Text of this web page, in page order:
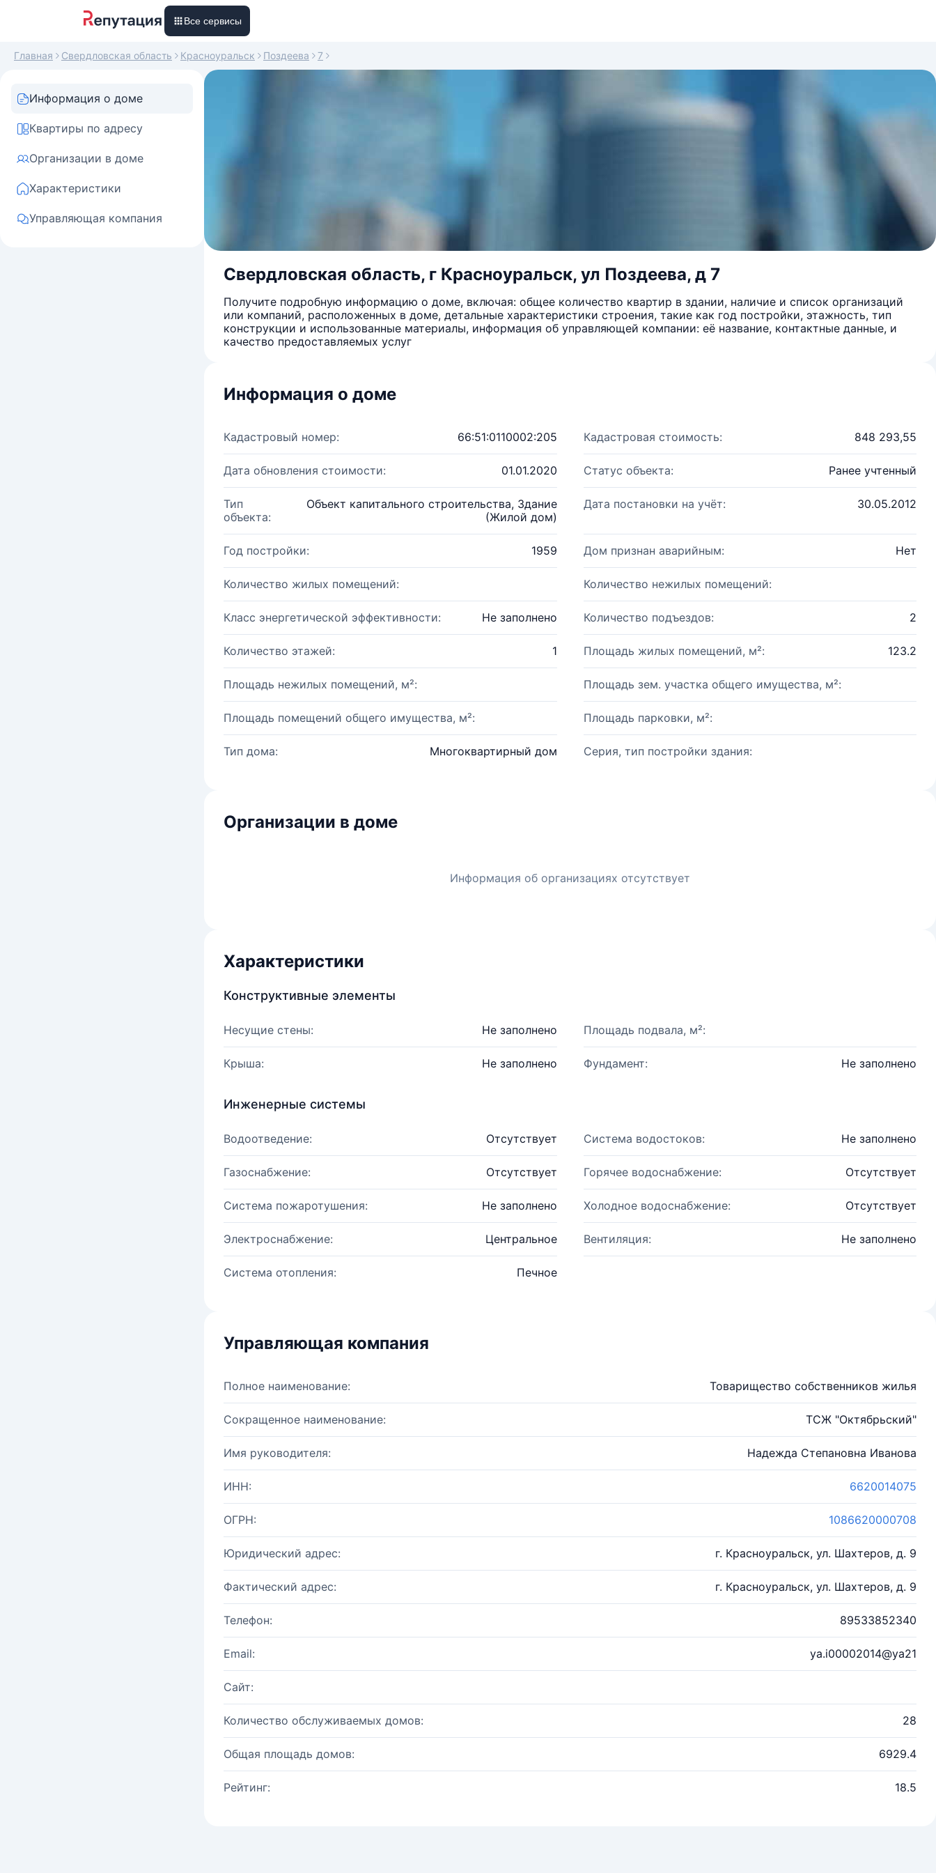
Все сервисы
Главная Свердловская область Красноуральск Поздеева 7
Информация о доме
Квартиры по адресу
Организации в доме
Характеристики
Управляющая компания
Свердловская область, г Красноуральск, ул Поздеева, д 7
Получите подробную информацию о доме, включая: общее количество квартир в здании, наличие и список организаций
или компаний, расположенных в доме, детальные характеристики строения, такие как год постройки, этажность, тип
конструкции и использованные материалы, информация об управляющей компании: её название, контактные данные, и
качество предоставляемых услуг
Информация о доме
Кадастровый номер: 66:51:0110002:205 Кадастровая стоимость: 848 293,55
Дата обновления стоимости: 01.01.2020 Статус объекта: Ранее учтенный
Тип
объекта:
Объект капитального строительства, Здание
(Жилой дом)
Дата постановки на учёт: 30.05.2012
Год постройки: 1959 Дом признан аварийным: Нет
Количество жилых помещений: Количество нежилых помещений:
Класс энергетической эффективности: Не заполнено Количество подъездов: 2
Количество этажей: 1 Площадь жилых помещений, м²: 123.2
Площадь нежилых помещений, м²: Площадь зем. участка общего имущества, м²:
Площадь помещений общего имущества, м²: Площадь парковки, м²:
Тип дома: Многоквартирный дом Серия, тип постройки здания:
Организации в доме
Информация об организациях отсутствует
Характеристики
Конструктивные элементы
Несущие стены: Не заполнено Площадь подвала, м²:
Крыша: Не заполнено Фундамент: Не заполнено
Инженерные системы
Водоотведение: Отсутствует Система водостоков: Не заполнено
Газоснабжение: Отсутствует Горячее водоснабжение: Отсутствует
Система пожаротушения: Не заполнено Холодное водоснабжение: Отсутствует
Электроснабжение: Центральное Вентиляция: Не заполнено
Система отопления: Печное
Управляющая компания
Полное наименование: Товарищество собственников жилья
Сокращенное наименование: ТСЖ "Октябрьский"
Имя руководителя: Надежда Степановна Иванова
ИНН: 6620014075
ОГРН: 1086620000708
Юридический адрес: г. Красноуральск, ул. Шахтеров, д. 9
Фактический адрес: г. Красноуральск, ул. Шахтеров, д. 9
Телефон: 89533852340
Email: ya.i00002014@ya21
Сайт:
Количество обслуживаемых домов: 28
Общая площадь домов: 6929.4
Рейтинг: 18.5